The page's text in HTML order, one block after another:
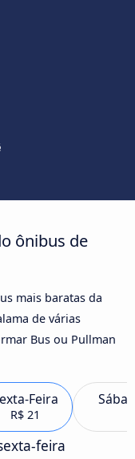
ônibus de
mais baratas da
de várias
Bus ou Pullman
Feira
R$ 21
feira